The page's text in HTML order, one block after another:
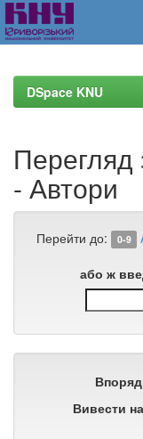
navigationDSpace KNU
Перегляд
- Автори
Перейти до: 0-9
або ж
Вивести